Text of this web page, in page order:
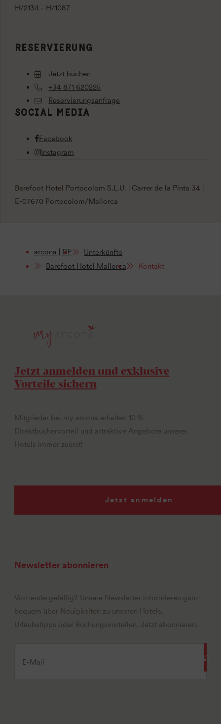
H/2134 - H/1087
RESERVIERUNG
Jetzt buchen
+34 871 620225
Reservierungsanfrage
SOCIAL MEDIA
Facebook
Instagram
Barefoot Hotel Portocolom S.L.U. | Carrer de la Pinta 34 |
E-07670 Portocolom/Mallorca
arcona | DE
Unterkünfte
Barefoot Hotel Mallorca
Kontakt
Jetzt anmelden und exklusive
Vorteile sichern
Mitglieder bei my arcona erhalten 10 %
Direktbuchervorteil und attraktive Angebote unserer
Hotels immer zuerst!
Jetzt anmelden
Newsletter abonnieren
Vorfreude gefällig? Unsere Newsletter informieren ganz
bequem über Neuigkeiten zu unseren Hotels,
Urlaubstipps oder Buchungsvorteilen. Jetzt abonnieren.